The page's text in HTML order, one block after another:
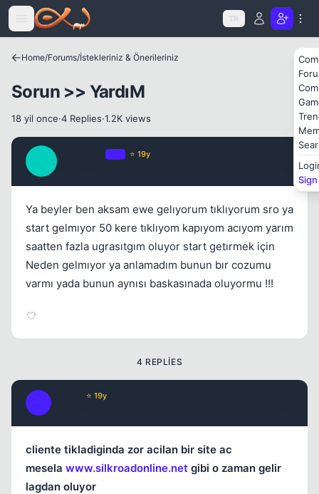
Icerige atla
TR
Home/Forums/İstekleriniz & Önerileriniz
Sorun >> YardıM
18 yil once·4 Replies·1.2K views
⭐ 19y
Ya beyler ben aksam ewe gelıyorum tıklıyorum sro ya
start gelmıyor 50 kere tıklıyom kapıyom acıyom yarım
saatten fazla ugrasıtgım oluyor start getırmek için
Neden gelmıyor ya anlamadım bunun bır cozumu
varmı yada bunun aynısı baskasınada oluyormu !!!
4 REPLIES
⭐ 19y
cliente tikladiginda zor acilan bir site ac
mesela www.silkroadonline.net gibi o zaman gelir
lagdan oluyor
Kapat
Kapat